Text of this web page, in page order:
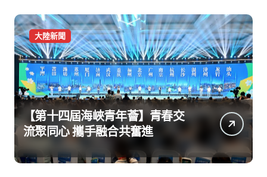
大陸新聞
【第十四屆海峽青年薈】青春交
流聚同心 攜手融合共奮進